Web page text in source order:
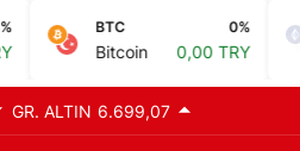
BTC
Bitcoin 0,00 TRY
ETH
GR. ALTIN 6.699,07